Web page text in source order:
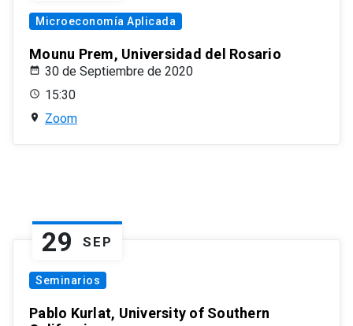
Microeconomía Aplicada
Mounu Prem, Universidad del Rosario
30 de Septiembre de 2020
15:30
Zoom
29 SEP
Seminarios
Pablo Kurlat, University of Southern